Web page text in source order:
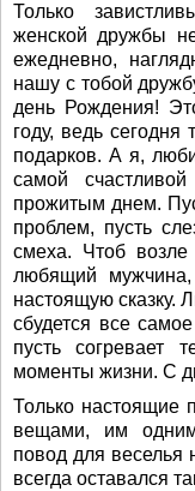
Только
женской дружбы
ежедневно,
нашу с тобой
день Рождения!
году, ведь сегодня
подарков. А я,
самой
прожитым днем.
проблем, пусть
смеха. Чтоб
любящий
настоящую сказку.
сбудется все
пусть
моменты жизни. С
Только настоящие
вещами, им
повод для веселья
всегда оставался